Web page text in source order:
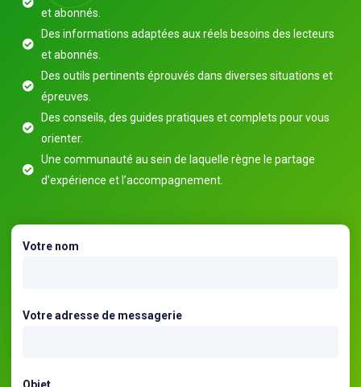
et abonnés.
Des informations adaptées aux réels besoins des lecteurs
et abonnés.
Des outils pertinents éprouvés dans diverses situations et
épreuves.
Des conseils, des guides pratiques et complets pour vous
orienter.
Une communauté au sein de laquelle règne le partage
d’expérience et l’accompagnement.
Votre nom
Votre adresse de messagerie